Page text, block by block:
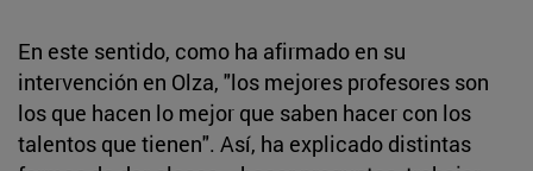
En este sentido, como ha afirmado en su
intervención en Olza, "los mejores profesores son
los que hacen lo mejor que saben hacer con los
talentos que tienen". Así, ha explicado distintas